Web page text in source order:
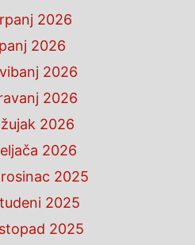
2026
2026
2026
2026
2026
2026
2025
2025
2025